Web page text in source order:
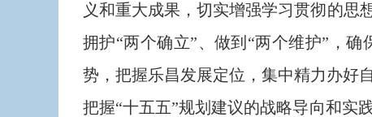
义和重大成果，切实增强学习贯彻的思
拥护“两个确立”、做到“两个维护”，
势，把握乐昌发展定位，集中精力办好
把握“十五五”规划建议的战略导向和实